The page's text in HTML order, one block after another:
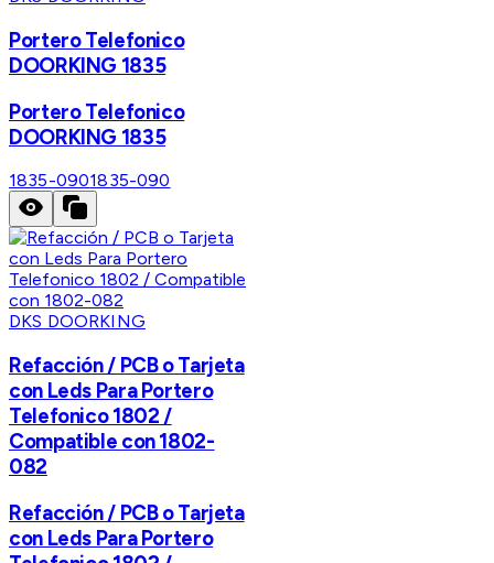
Portero Telefonico
DOORKING 1835
Portero Telefonico
DOORKING 1835
1835-0901835-090
DKS DOORKING
Refacción / PCB o Tarjeta
con Leds Para Portero
Telefonico 1802 /
Compatible con 1802-
082
Refacción / PCB o Tarjeta
con Leds Para Portero